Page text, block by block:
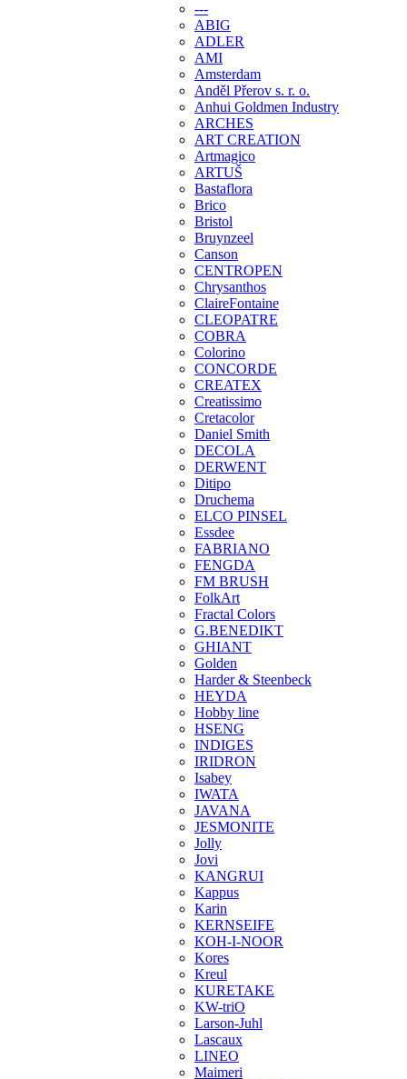
---
ABIG
ADLER
AMI
Amsterdam
Anděl Přerov s. r. o.
Anhui Goldmen Industry
ARCHES
ART CREATION
Artmagico
ARTUŠ
Bastaflora
Brico
Bristol
Bruynzeel
Canson
CENTROPEN
Chrysanthos
ClaireFontaine
CLEOPATRE
COBRA
Colorino
CONCORDE
CREATEX
Creatissimo
Cretacolor
Daniel Smith
DECOLA
DERWENT
Ditipo
Druchema
ELCO PINSEL
Essdee
FABRIANO
FENGDA
FM BRUSH
FolkArt
Fractal Colors
G.BENEDIKT
GHIANT
Golden
Harder & Steenbeck
HEYDA
Hobby line
HSENG
INDIGES
IRIDRON
Isabey
IWATA
JAVANA
JESMONITE
Jolly
Jovi
KANGRUI
Kappus
Karin
KERNSEIFE
KOH-I-NOOR
Kores
Kreul
KURETAKE
KW-triO
Larson-Juhl
Lascaux
LINEO
Maimeri